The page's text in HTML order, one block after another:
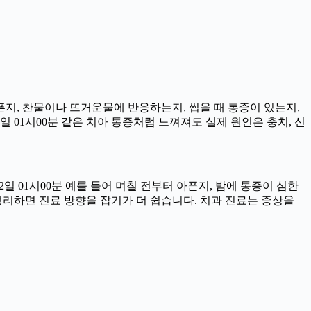
, 찬물이나 뜨거운물에 반응하는지, 씹을 때 통증이 있는지,
01시00분 같은 치아 통증처럼 느껴져도 실제 원인은 충치, 신
01시00분 예를 들어 며칠 전부터 아픈지, 밤에 통증이 심한
하면 진료 방향을 잡기가 더 쉽습니다. 치과 진료는 증상을